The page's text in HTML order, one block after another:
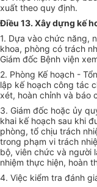
xuất theo quy định.
Điều 13. Xây dựng kế
1. Dựa vào chức năng,
khoa, phòng có trách
Giám đốc Bệnh viện
2. Phòng Kế hoạch -
lập kế hoạch công tác
xét, hoàn chỉnh và báo
3. Giám đốc hoặc ủy
khai kế hoạch sau khi
phòng, tổ chịu trách
trong phạm vi trách
bộ, viên chức và người
nhiệm thực hiện, hoàn
4. Việc kiểm tra đánh